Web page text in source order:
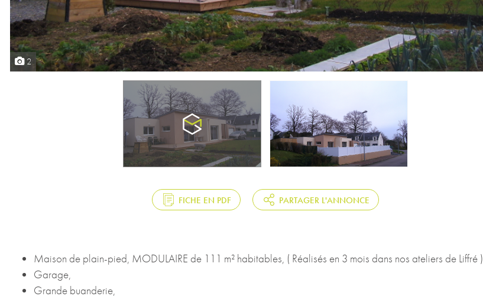
2
FICHE EN PDF PARTAGER L'ANNONCE
Maison de plain-pied, MODULAIRE de 111 m² habitables, ( Réalisés en 3 mois dans nos ateliers de Liffré )
Garage,
Grande buanderie,